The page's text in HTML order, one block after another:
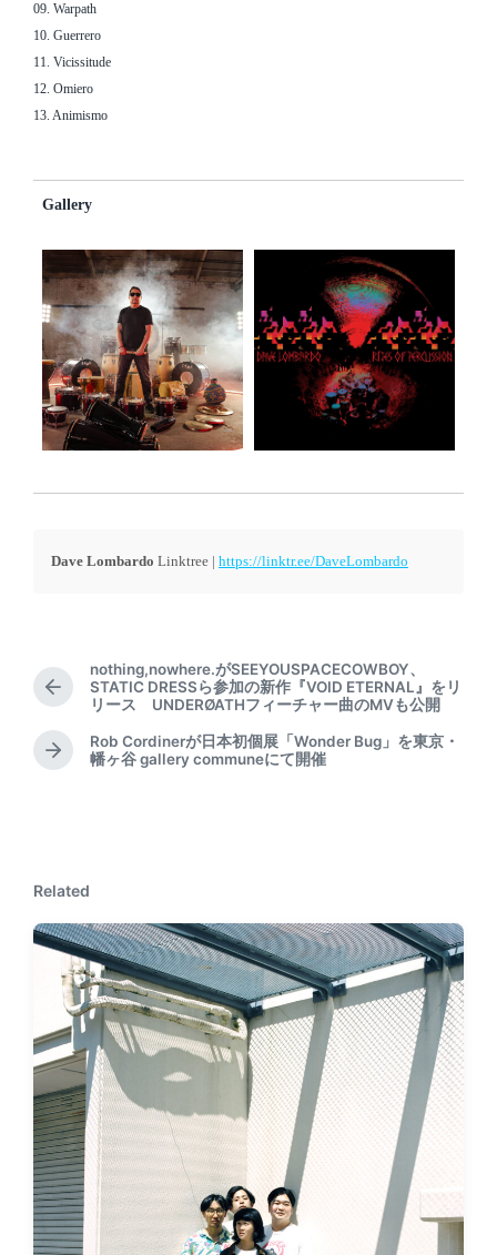
09. Warpath
10. Guerrero
11. Vicissitude
12. Omiero
13. Animismo
Gallery
Dave Lombardo Linktree | https://linktr.ee/DaveLombardo
P
e
v
o
s
t
nothing,nowhere.がSEEYOUSPACECOWBOY、
STATIC DRESSら参加の新作『VOID ETERNAL』をリ
リース UNDERØATHフィーチャー曲のMVも公開
N
s
:
Rob Cordinerが日本初個展「Wonder Bug」を東京・
幡ヶ谷 gallery communeにて開催
Related